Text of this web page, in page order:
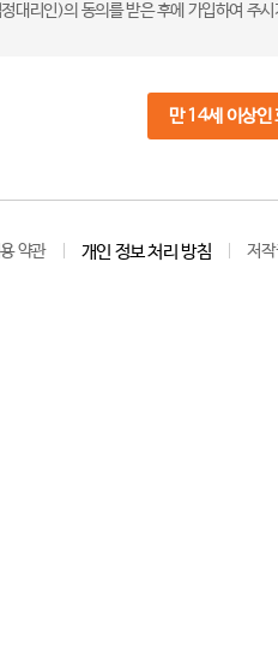
대리인)의 동의를 받은 후에 가입하여 주
만 14세 이상인
약관 개인 정보 처리 방침 저